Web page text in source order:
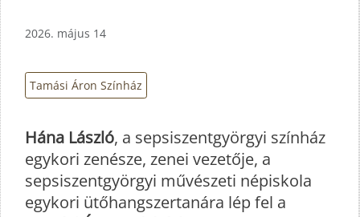
2026. május 14
Tamási Áron Színház
Hána László, a sepsiszentgyörgyi színház
egykori zenésze, zenei vezetője, a
sepsiszentgyörgyi művészeti népiskola
egykori ütőhangszertanára lép fel a